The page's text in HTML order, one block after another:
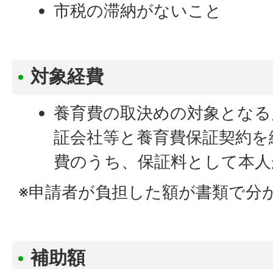
市税の滞納がないこと
対象経費
養育費の取決めの対象とな
証会社等と養育費保証契約
費のうち、保証料として本
※申請者が負担した額が書類で分
補助額